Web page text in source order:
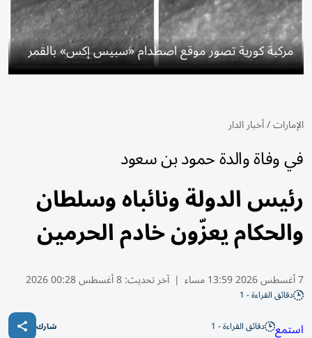
مركبة كورية تصور موقع اصطدام «سبيس إكس» بالقمر
الإمارات/أخبار الدار
في وفاة والدة حمود بن سعود
رئيس الدولة ونائباه وسلطان
والحكام يعزّون خادم الحرمين
7 أغسطس 2026 13:59 مساء | آخر تحديث:8 أغسطس 00:28 2026
دقائق القراءة - 1
استمع دقائق القراءة - 1 شارك